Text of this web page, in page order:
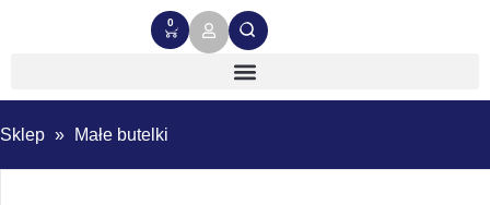
0
Sklep » Małe butelki